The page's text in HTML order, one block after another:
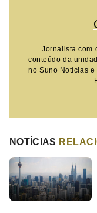
Jornalista com
conteúdo da
no Suno Notícias e
NOTÍCIAS